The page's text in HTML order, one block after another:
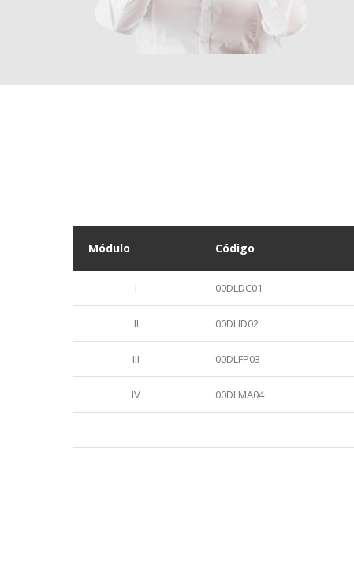
Módulo Código
I 00DLDC01
II 00DLID02
III 00DLFP03
IV 00DLMA04